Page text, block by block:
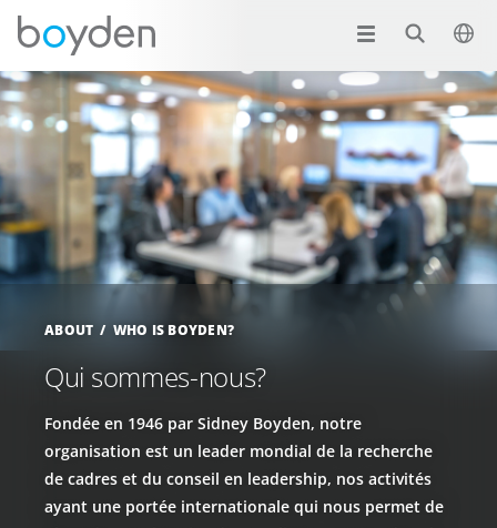
ABOUT WHO IS BOYDEN?
Qui sommes-nous?
Fondée en 1946 par Sidney Boyden, notre
organisation est un leader mondial de la recherche
de cadres et du conseil en leadership, nos activités
ayant une portée internationale qui nous permet de